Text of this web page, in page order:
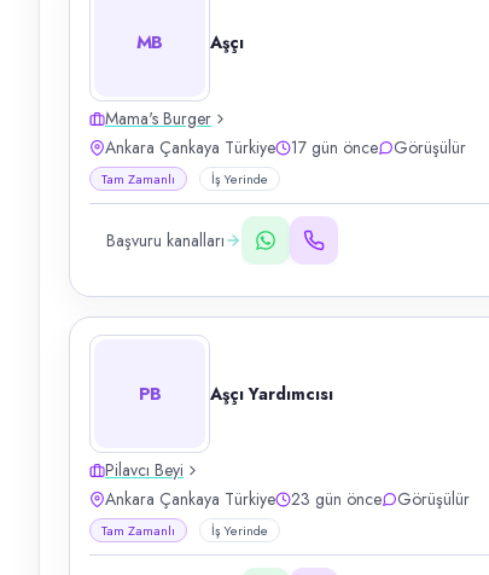
MB Aşçı
Mama's Burger
Ankara Çankaya Türkiye
17 gün önce Görüşülür
Tam Zamanlı İş Yerinde
Başvuru kanalları
PB Aşçı Yardımcısı
Pilavcı Beyi
Ankara Çankaya Türkiye
23 gün önce Görüşülür
Tam Zamanlı İş Yerinde